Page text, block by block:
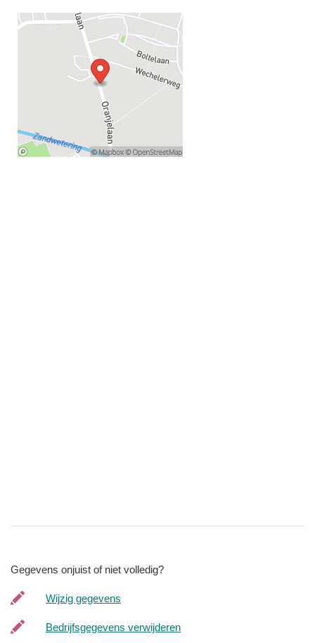
Gegevens onjuist of niet volledig?
Wijzig gegevens
Bedrijfsgegevens verwijderen